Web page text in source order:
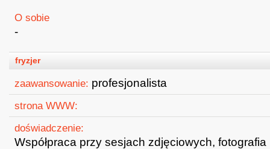
O sobie
-
fryzjer
zaawansowanie: profesjonalista
strona WWW:
doświadczenie:
Współpraca przy sesjach zdjęciowych,